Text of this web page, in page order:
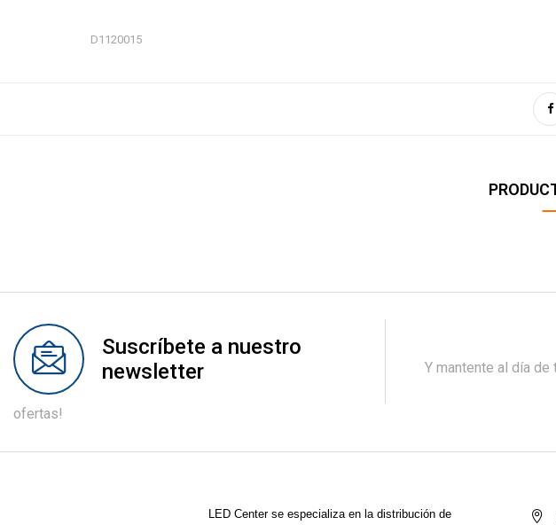
D1120015
Suscríbete a nuestro
newsletter
Y mantente al día
ofertas!
LED Centerse especializa en la distribución de